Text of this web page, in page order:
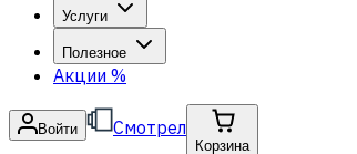
Услуги
Полезное
Акции %
Войти Смотрел
Корзина